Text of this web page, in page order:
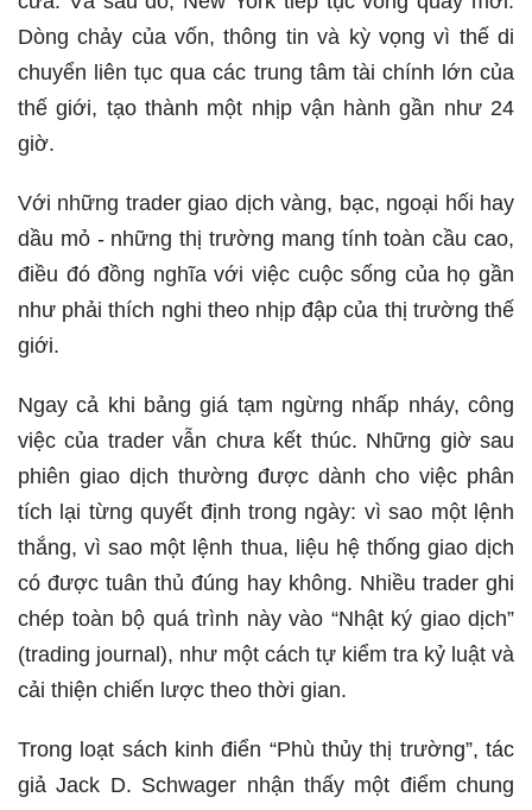
Dòng chảy của vốn, thông tin và kỳ vọng vì thế di
chuyển liên tục qua các trung tâm tài chính lớn của
thế giới, tạo thành một nhịp vận hành gần như 24
giờ.
Với những trader giao dịch vàng, bạc, ngoại hối hay
dầu mỏ - những thị trường mang tính toàn cầu cao,
điều đó đồng nghĩa với việc cuộc sống của họ gần
như phải thích nghi theo nhịp đập của thị trường thế
giới.
Ngay cả khi bảng giá tạm ngừng nhấp nháy, công
việc của trader vẫn chưa kết thúc. Những giờ sau
phiên giao dịch thường được dành cho việc phân
tích lại từng quyết định trong ngày: vì sao một lệnh
thắng, vì sao một lệnh thua, liệu hệ thống giao dịch
có được tuân thủ đúng hay không. Nhiều trader ghi
chép toàn bộ quá trình này vào “Nhật ký giao dịch”
(trading journal), như một cách tự kiểm tra kỷ luật và
cải thiện chiến lược theo thời gian.
Trong loạt sách kinh điển “Phù thủy thị trường”, tác
giả Jack D. Schwager nhận thấy một điểm chung